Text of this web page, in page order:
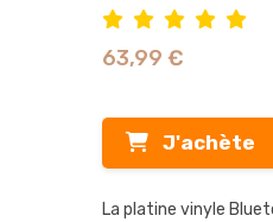
63,99 €
J'achète
La platine vinyle